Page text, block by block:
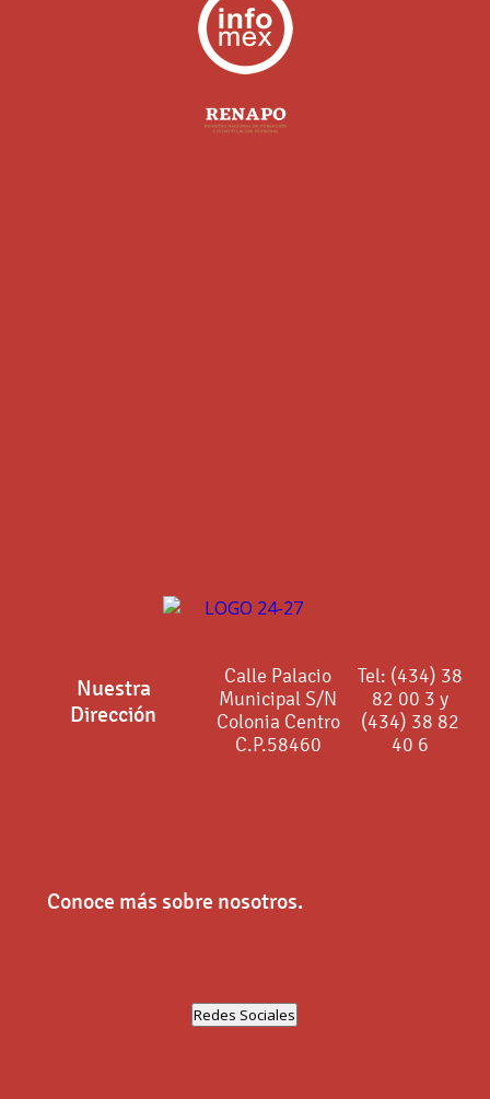
Nuestra
Dirección
Calle Palacio
Municipal S/N
Colonia Centro
C.P.58460
Tel: (434) 38
82 00 3 y
(434) 38 82
40 6
Conoce más sobre nosotros.
Redes Sociales